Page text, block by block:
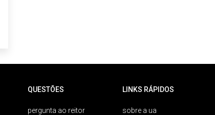
QUESTÕES
pergunta ao reitor
LINKS RÁPIDOS
sobre a ua